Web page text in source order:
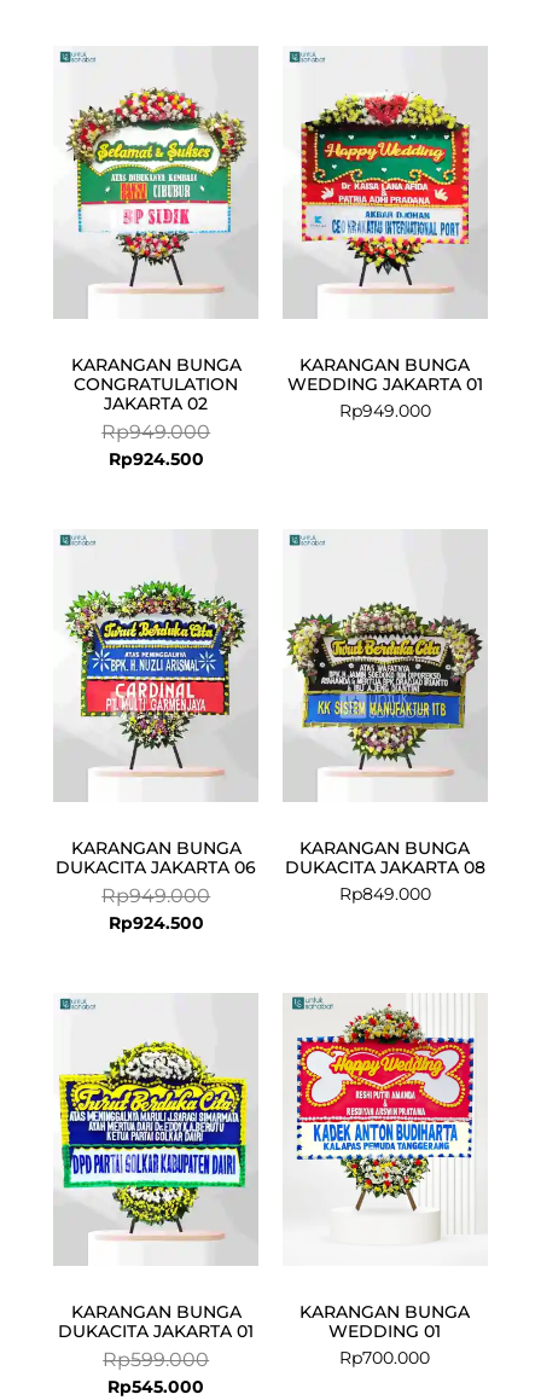
KARANGAN BUNGA
CONGRATULATION
JAKARTA 02
Rp949.000
was:
Rp949.000.
Rp924.500
is:
Rp924.500.
KARANGAN BUNGA
WEDDING JAKARTA 01
Rp949.000
KARANGAN BUNGA
DUKACITA JAKARTA 06
Rp949.000
was:
Rp949.000.
Rp924.500
is:
Rp924.500.
KARANGAN BUNGA
DUKACITA JAKARTA 08
Rp849.000
KARANGAN BUNGA
DUKACITA JAKARTA 01
Rp599.000
Rp599.000.
Rp545.000
Rp545.000.
KARANGAN BUNGA
WEDDING 01
Rp700.000